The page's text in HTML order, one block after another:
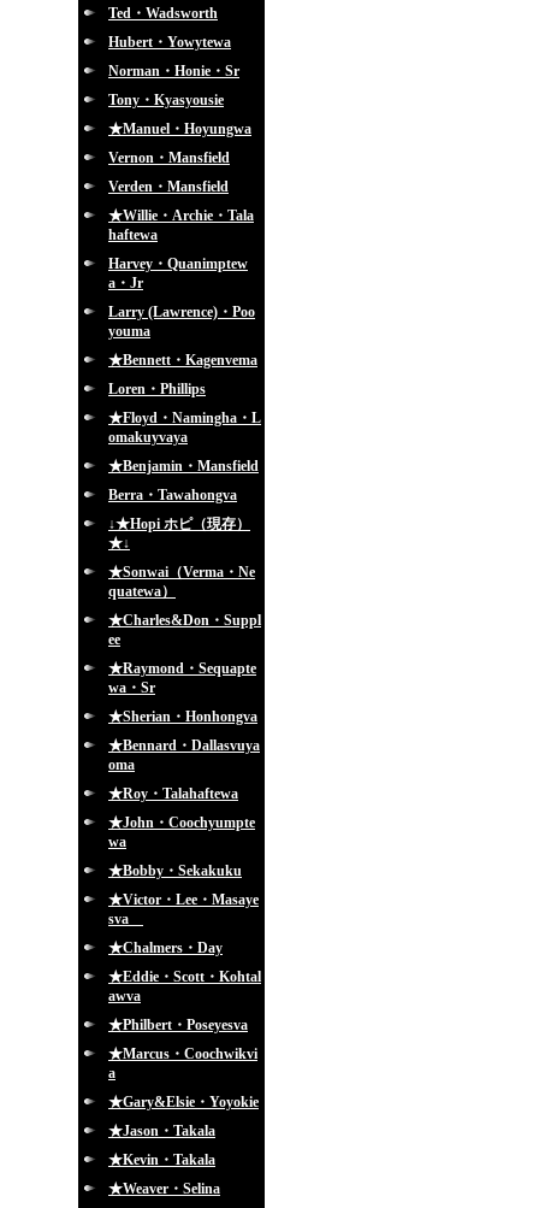
Ted・Wadsworth
Hubert・Yowytewa
Norman・Honie・Sr
Tony・Kyasyousie
★Manuel・Hoyungwa
Vernon・Mansfield
Verden・Mansfield
★Willie・Archie・Tala
haftewa
Harvey・Quanimptew
a・Jr
Larry (Lawrence)・Poo
youma
★Bennett・Kagenvema
Loren・Phillips
★Floyd・Namingha・L
omakuyvaya
★Benjamin・Mansfield
Berra・Tawahongva
↓★Hopi ホピ（現存）
★↓
★Sonwai（Verma・Ne
quatewa）
★Charles&Don・Suppl
ee
★Raymond・Sequapte
wa・Sr
★Sherian・Honhongva
★Bennard・Dallasvuya
oma
★Roy・Talahaftewa
★John・Coochyumpte
wa
★Bobby・Sekakuku
★Victor・Lee・Masaye
sva
★Chalmers・Day
★Eddie・Scott・Kohtal
awva
★Philbert・Poseyesva
★Marcus・Coochwikvi
a
★Gary&Elsie・Yoyokie
★Jason・Takala
★Kevin・Takala
★Weaver・Selina